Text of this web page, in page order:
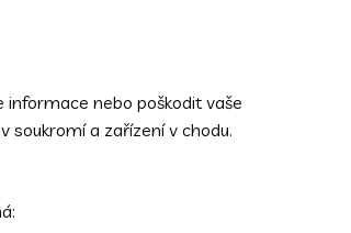
nebo poškodit vaše
soukromí a zařízení v chodu.